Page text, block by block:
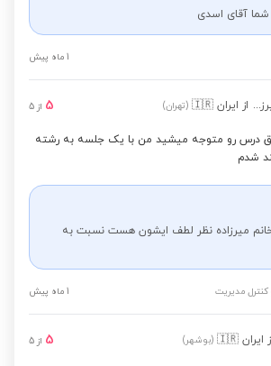
آقای اسدی
1 ماه پیش
زینب سادات میرزاده واقفی از ایران 🇮🇷 (تهران) 5 از 5
درس رو متوجه میشید من با یک جلسه به رشته
شدم
میرزاده نظر لطف ایشون هست نسبت به
مدیریت 1 ماه پیش
ایران 🇮🇷 (بوشهر) 5 از 5